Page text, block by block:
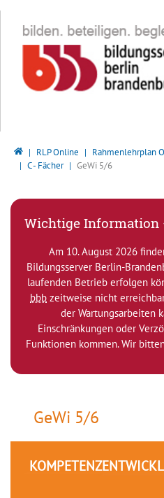
Bildungsserver Berlin - Brandenburg
RLP Online
Rahmenlehrplan
C - Fächer
GeWi 5/6
Wichtige Information
Am 10. August 2026
Bildungsserver Berlin-
laufenden Betrieb erfolgen
bbb zeitweise nicht
der Wartungsarbeiten
Einschränkungen oder
Funktionen kommen. Wir
GeWi 5/6